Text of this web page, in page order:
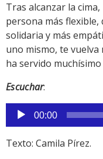
Tras alcanzar la
persona más
solidaria y más
uno mismo, te vuelva
ha servido
Escuchar:
Reproductor
de
audio
00:00
Texto: Camila Pírez.